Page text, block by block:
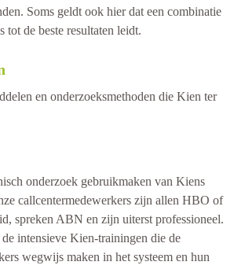
Soms geldt ook hier dat een combinatie
tot de beste resultaten leidt.
en onderzoeksmethoden die Kien ter
onderzoek gebruikmaken van Kiens
callcentermedewerkers zijn allen HBO of
spreken ABN en zijn uiterst professioneel.
intensieve Kien-trainingen die de
wegwijs maken in het systeem en hun